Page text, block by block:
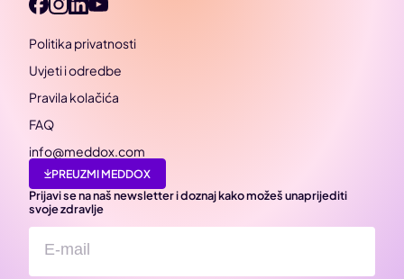
Politika privatnosti
Uvjeti i odredbe
Pravila kolačića
FAQ
info@meddox.com
PREUZMI MEDDOX
Prijavi se na naš newsletter i doznaj kako možeš unaprijediti
svoje zdravlje